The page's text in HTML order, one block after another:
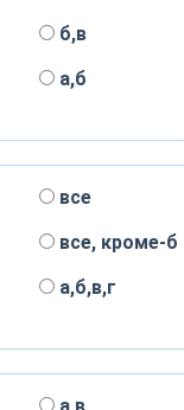
б,в
а,б
все
все, кроме-б
а,б,в,г